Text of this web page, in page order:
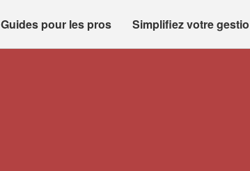
Guides pour les pros Simplifiez votre